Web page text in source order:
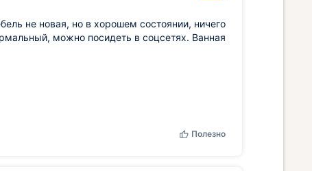
не новая, но в хорошем состоянии, ничего
можно посидеть в соцсетях. Ванная
Полезно